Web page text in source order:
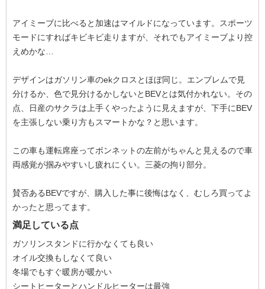
アイミーブに比べると加速はマイルドになっています。スポーツ
モードにすればキビキビ走りますが、それでもアイミーブより控
えめかな…
デザインはガソリン車のekクロスとほぼ同じ。エンブレムで見
分けるか、色で見分けるかしないとBEVとは気付かれない。その
点、日産のサクラは上手くやったように見えますが、下手にBEV
を主張しない乗り方もスマートかな？と思います。
この車も運転席座ってボンネットの左前がちゃんと見えるので車
両感覚が掴みやすいし疲れにくい。三菱の拘り部分。
賛否あるBEVですが、購入した事に後悔はなく、むしろ買ってよ
かったと思ってます。
満足している点
ガソリンスタンドに行かなくても良い
オイル交換もしなくて良い
冬場でもすぐ暖房が暖かい
シートヒーターとハンドルヒーターは最強